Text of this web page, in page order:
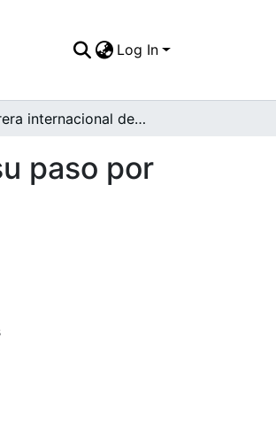
Log In
Carrera internacional de autos Buenos Aires-Caracas, a su paso por el municipio de Caicedonia
paso por